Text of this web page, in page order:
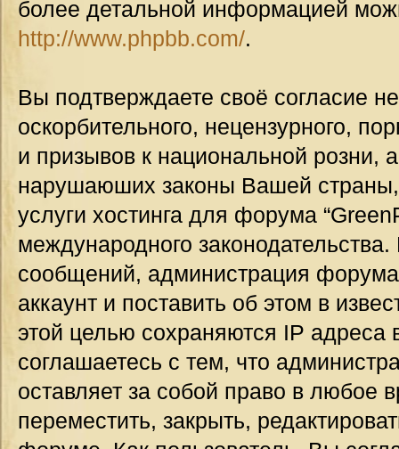
более детальной информацией
http://www.phpbb.com/.
Вы подтверждаете своё согласие
оскорбительного, нецензурного,
и призывов к национальной розни,
нарушаюших законы Вашей страны,
услуги хостинга для форума
международного
сообщений, администрация
аккаунт и поставить об этом в
этой целью сохраняются IP
соглашаетесь с тем, что
оставляет за собой право в любое
переместить, закрыть,